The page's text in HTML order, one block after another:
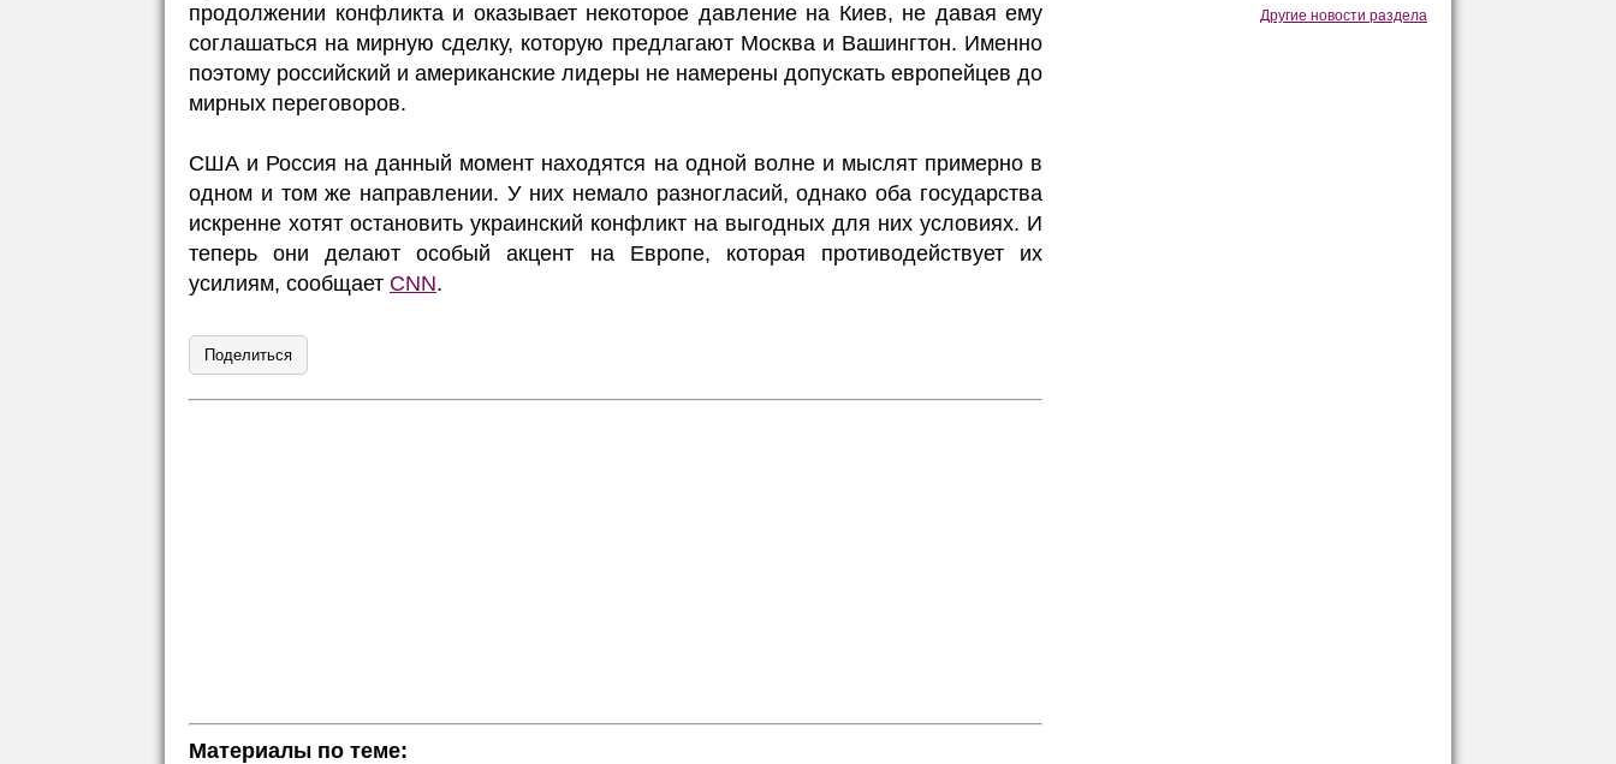
продолжении конфликта и оказывает некоторое давление на Киев, не давая ему
соглашаться на мирную сделку, которую предлагают Москва и Вашингтон. Именно
поэтому российский и американские лидеры не намерены допускать европейцев до
мирных переговоров.
США и Россия на данный момент находятся на одной волне и мыслят примерно в
одном и том же направлении. У них немало разногласий, однако оба государства
искренне хотят остановить украинский конфликт на выгодных для них условиях. И
теперь они делают особый акцент на Европе, которая противодействует их
усилиям, сообщает CNN.
Поделиться
Материалы по теме:
Другие новости раздела